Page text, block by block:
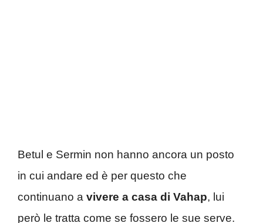
Betul e Sermin non hanno ancora un posto
in cui andare ed è per questo che
continuano a vivere a casa di Vahap, lui
però le tratta come se fossero le sue serve.